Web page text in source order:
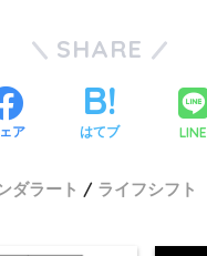
SHARE
ア はてブ LINE
ダラート ライフシフト